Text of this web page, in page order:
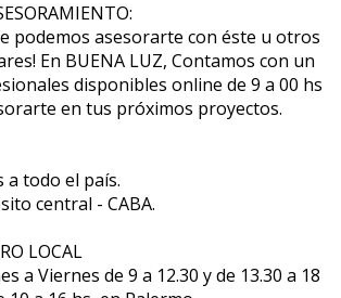
podemos asesorarte con éste u otros
En BUENA LUZ, Contamos con un
disponibles online de 9 a 00 hs
en tus próximos proyectos.
a todo el país.
central - CABA.
LOCAL
a Viernes de 9 a 12.30 y de 13.30 a 18